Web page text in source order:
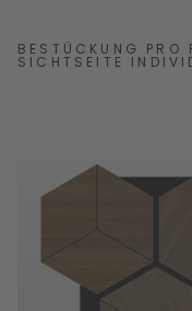
BESTÜCKUNG PRO
SICHTSEITE